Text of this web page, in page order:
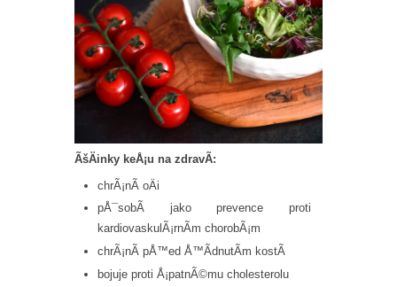
ÃšÄinky keÅ¡u na zdravÃ­:
chrÃ¡nÃ­ oÄi
pÅ¯sobÃ­ jako prevence proti
kardiovaskulÃ¡rnÃ­m chorobÃ¡m
chrÃ¡nÃ­ pÅ™ed Å™Ã­dnutÃ­m kostÃ­
bojuje proti Å¡patnÃ©mu cholesterolu